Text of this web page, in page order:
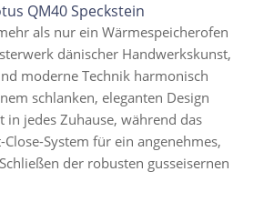
QM40 Speckstein
als nur ein Wärmespeicherofen
dänischer Handwerkskunst,
moderne Technik harmonisch
schlanken, eleganten Design
in jedes Zuhause, während das
System für ein angenehmes,
der robusten gusseisernen